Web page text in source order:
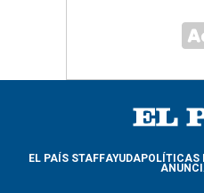
EL PAÍS STAFFAYUDAPOLÍTICAS